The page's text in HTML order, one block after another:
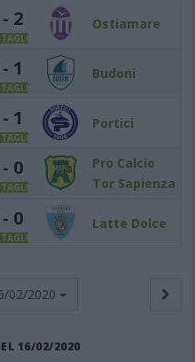
2 Ostiamare
1 Budoni
1 Portici
0
Pro Calcio
Tor Sapienza
0 Latte Dolce
02/2020
16/02/2020